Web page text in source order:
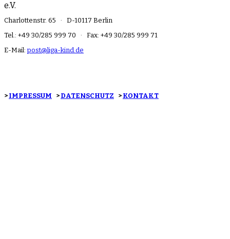
e.V.
Charlottenstr. 65 · D-10117 Berlin
Tel.: +49 30/285 999 70 · Fax: +49 30/285 999 71
E-Mail:post@liga-kind.de
> IMPRESSUM > DATENSCHUTZ > KONTAKT